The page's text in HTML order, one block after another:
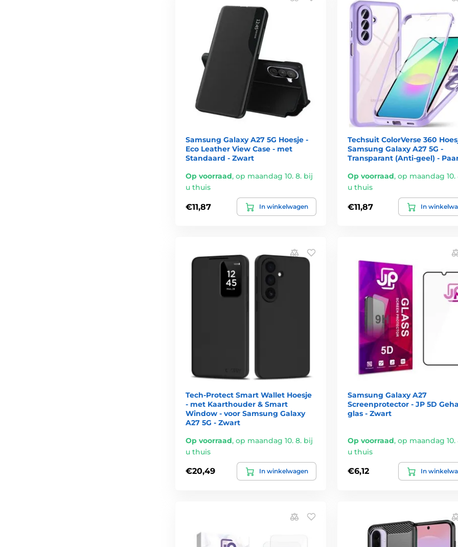
Samsung Galaxy A27 5G Hoesje -
Eco Leather View Case - met
Standaard - Zwart
Op voorraad, op maandag 10. 8. bij
u thuis
€11,87 In winkelwagen
Techsuit ColorVerse 360
Samsung Galaxy A27 5G -
Transparant (Anti-geel) -
Op voorraad, op maandag 10.
u thuis
€11,87 In
Tech-Protect Smart Wallet Hoesje
- met Kaarthouder & Smart
Window - voor Samsung Galaxy
A27 5G - Zwart
Op voorraad, op maandag 10. 8. bij
u thuis
€20,49 In winkelwagen
Samsung Galaxy A27
Screenprotector - JP 5D
glas - Zwart
Op voorraad, op maandag 10.
u thuis
€6,12 In